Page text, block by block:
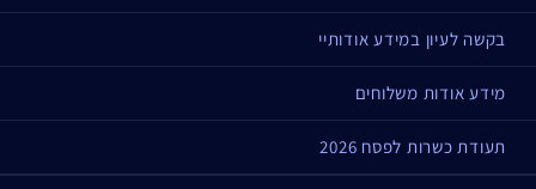
בקשה לעיון במידע אודותיי
מידע אודות משלוחים
תעודת כשרות לפסח 2026